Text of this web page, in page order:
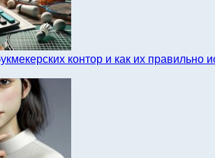
контор и как их правильно